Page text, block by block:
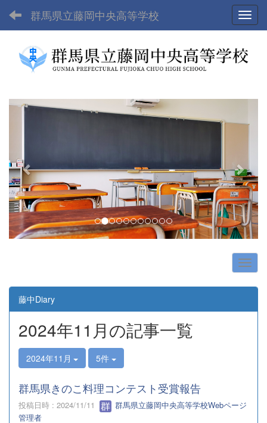
群馬県立藤岡中央高等学校
p
i
o
u
s
e
藤中Diary
2024年11月の記事一覧
2024年11月 5件
群馬県きのこ料理コンテスト受賞報告
投稿日時 : 2024/11/11
群馬県立藤岡中央高等学校Webページ
管理者